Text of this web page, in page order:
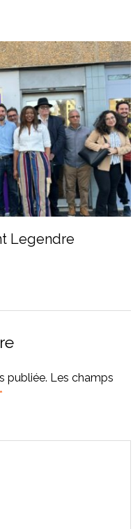
Legendre
publiée. Les champs
*